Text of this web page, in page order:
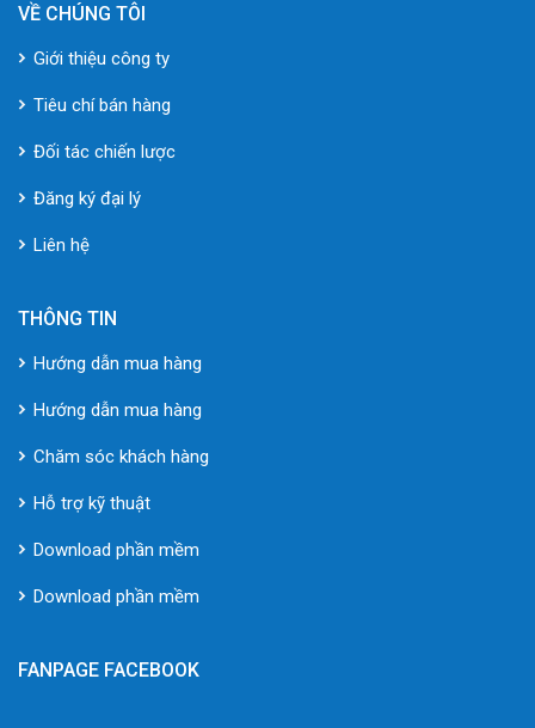
VỀ CHÚNG TÔI
Giới thiệu công ty
Tiêu chí bán hàng
Đối tác chiến lược
Đăng ký đại lý
Liên hệ
THÔNG TIN
Hướng dẫn mua hàng
Hướng dẫn mua hàng
Chăm sóc khách hàng
Hỗ trợ kỹ thuật
Download phần mềm
Download phần mềm
FANPAGE FACEBOOK